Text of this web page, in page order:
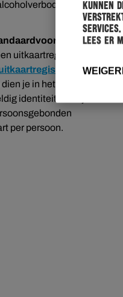
kunnen
verstrekt
Lees er
op de
zijn
uitkaartregistratie
dien je in het bezit te zijn
identiteitsbewijs kunnen
per persoon.